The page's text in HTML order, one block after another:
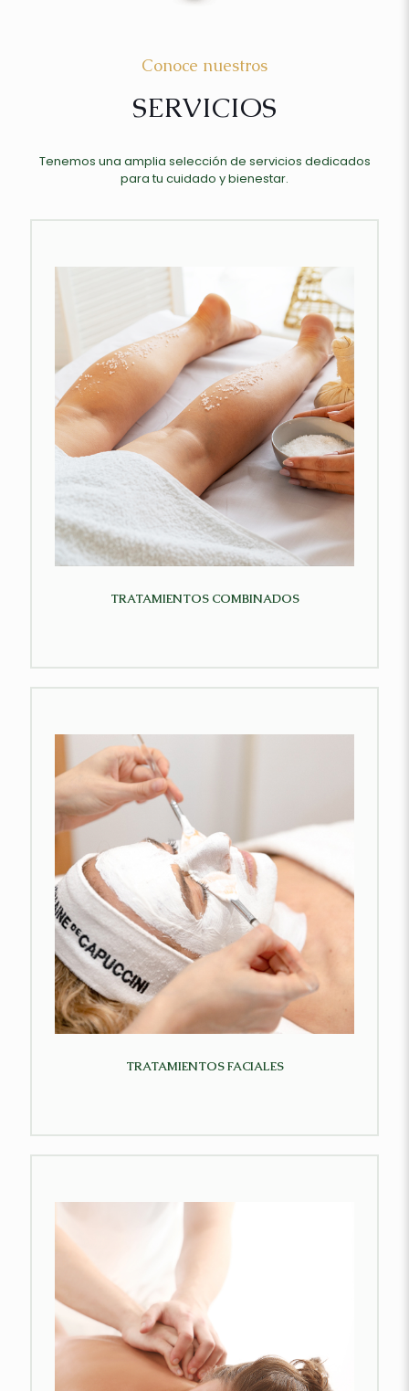
Conoce nuestros
SERVICIOS
Tenemos una amplia selección de servicios dedicados
para tu cuidado y bienestar.
TRATAMIENTOS COMBINADOS
TRATAMIENTOS FACIALES